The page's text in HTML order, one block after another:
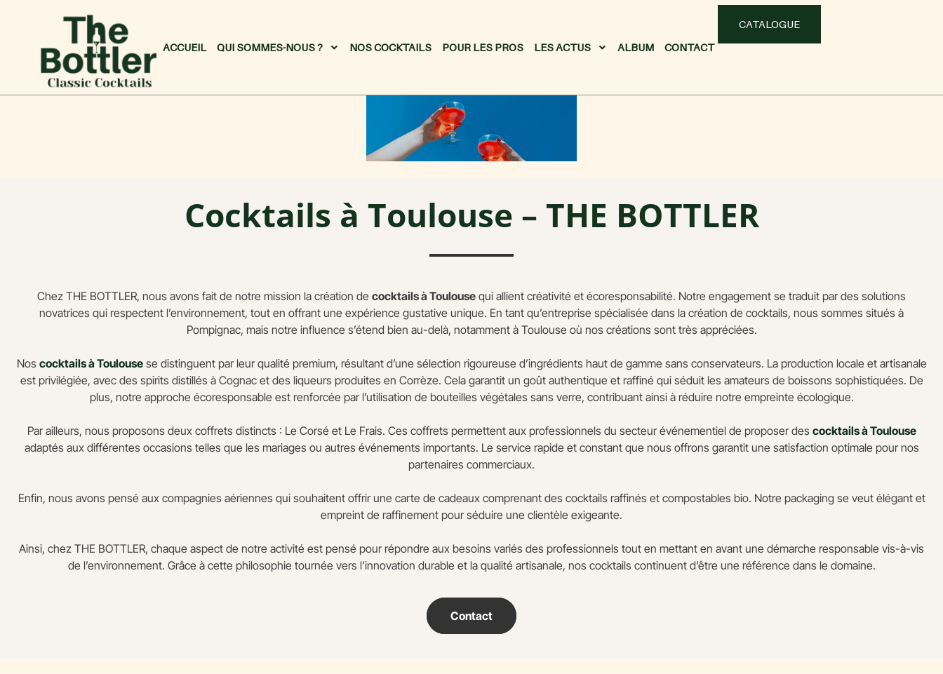
ACCUEIL QUI SOMMES-NOUS ? NOS COCKTAILS POUR LES PROS LES ACTUS ALBUM CONTACT
CATALOGUE
Cocktails à Toulouse – THE BOTTLER
Chez THE BOTTLER, nous avons fait de notre mission la création de cocktails à Toulouse qui allient créativité et écoresponsabilité. Notre engagement se traduit par des solutions
novatrices qui respectent l’environnement, tout en offrant une expérience gustative unique. En tant qu’entreprise spécialisée dans la création de cocktails, nous sommes situés à
Pompignac, mais notre influence s’étend bien au-delà, notamment à Toulouse où nos créations sont très appréciées.
Nos cocktails à Toulousese distinguent par leur qualité premium, résultant d’une sélection rigoureuse d’ingrédients haut de gamme sans conservateurs. La production locale et artisanale
est privilégiée, avec des spirits distillés à Cognac et des liqueurs produites en Corrèze. Cela garantit un goût authentique et raffiné qui séduit les amateurs de boissons sophistiquées. De
plus, notre approche écoresponsable est renforcée par l’utilisation de bouteilles végétales sans verre, contribuant ainsi à réduire notre empreinte écologique.
Par ailleurs, nous proposons deux coffrets distincts : Le Corsé et Le Frais. Ces coffrets permettent aux professionnels du secteur événementiel de proposer des cocktails à Toulouse
adaptés aux différentes occasions telles que les mariages ou autres événements importants. Le service rapide et constant que nous offrons garantit une satisfaction optimale pour nos
partenaires commerciaux.
Enfin, nous avons pensé aux compagnies aériennes qui souhaitent offrir une carte de cadeaux comprenant des cocktails raffinés et compostables bio. Notre packaging se veut élégant et
empreint de raffinement pour séduire une clientèle exigeante.
Ainsi, chez THE BOTTLER, chaque aspect de notre activité est pensé pour répondre aux besoins variés des professionnels tout en mettant en avant une démarche responsable vis-à-vis
de l’environnement. Grâce à cette philosophie tournée vers l’innovation durable et la qualité artisanale, nos cocktails continuent d’être une référence dans le domaine.
Contact